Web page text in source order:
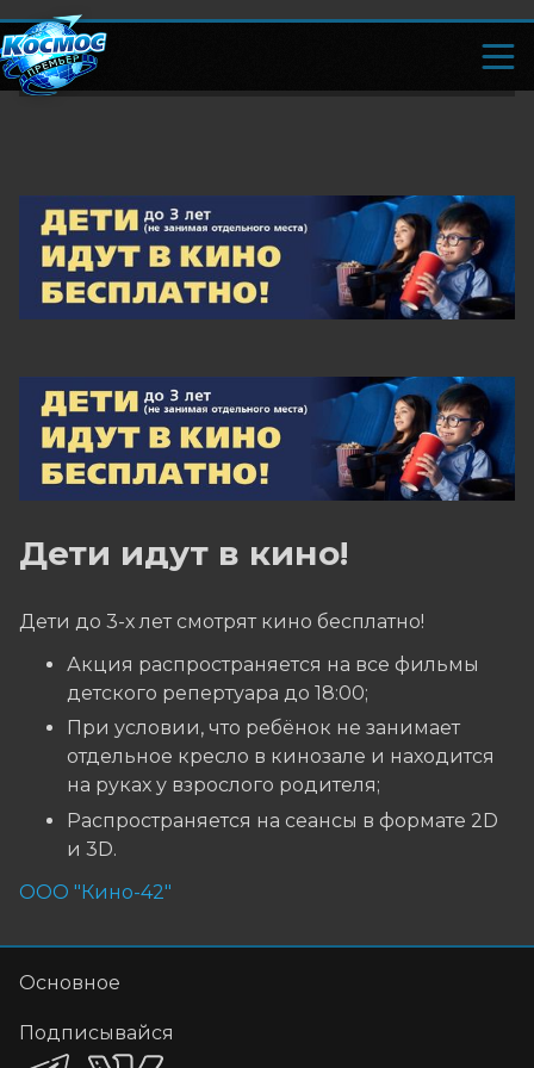
Дети идут в кино!
Дети до 3-х лет смотрят кино бесплатно!
Акция распространяется на все фильмы
детского репертуара до 18:00;
При условии, что ребёнок не занимает
отдельное кресло в кинозале и находится
на руках у взрослого родителя;
Распространяется на сеансы в формате 2D
и 3D.
ООО "Кино-42"
Основное
Подписывайся